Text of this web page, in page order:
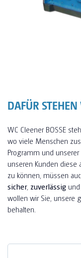
DAFÜR
WC Cleener BOSSE
wo viele Menschen
Programm und
unseren Kunden diese
zu können, müssen
sicher, zuverlässig und
wollen wir Sie, unsere
behalten.